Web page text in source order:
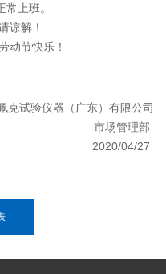
上班。
谅解！
动节快乐！
克试验仪器（广东）有限公司
市场管理部
2020/04/27